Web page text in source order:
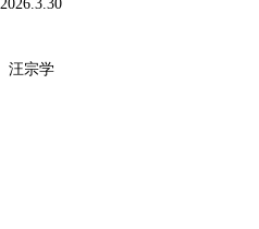
2026. 3.30
汪宗学